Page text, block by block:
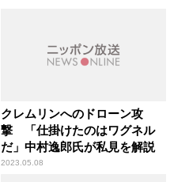
クレムリンへのドローン攻
撃 「仕掛けたのはワグネル
だ」中村逸郎氏が私見を解説
2023.05.08